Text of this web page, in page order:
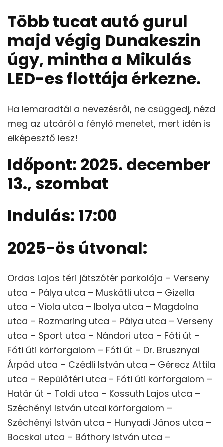
Több tucat autó gurul
majd végig Dunakeszin
úgy, mintha a Mikulás
LED-es flottája érkezne.
Ha lemaradtál a nevezésről, ne csüggedj, nézd
meg az utcáról a fénylő menetet, mert idén is
elképesztő lesz!
Időpont: 2025. december
13., szombat
Indulás: 17:00
2025-ös útvonal:
Ordas Lajos téri játszótér parkolója – Verseny
utca – Pálya utca – Muskátli utca – Gizella
utca – Viola utca – Ibolya utca – Magdolna
utca – Rozmaring utca – Pálya utca – Verseny
utca – Sport utca – Nándori utca – Fóti út –
Fóti úti körforgalom – Fóti út – Dr. Brusznyai
Árpád utca – Czédli István utca – Gérecz Attila
utca – Repülőtéri utca – Fóti úti körforgalom –
Határ út – Toldi utca – Kossuth Lajos utca –
Széchényi István utcai körforgalom –
Széchényi István utca – Hunyadi János utca –
Bocskai utca – Báthory István utca –